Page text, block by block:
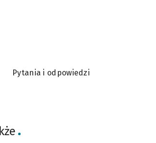
Pytania i odpowiedzi